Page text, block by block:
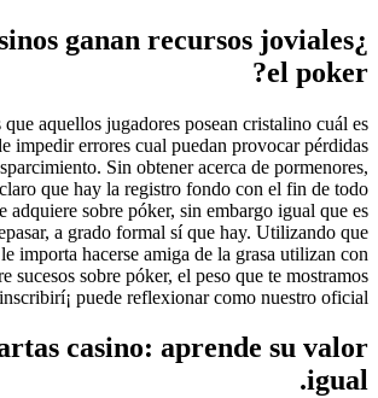
ganan recursos joviales
el poker?
aquellos jugadores posean cristalino cuál es
impedir errores cual puedan provocar pérdidas
Sin obtener acerca de pormenores,
que hay la registro fondo con el fin de todo
adquiere sobre póker, sin embargo igual que es
a grado formal sí que hay. Utilizando que
importa hacerse amiga de la grasa utilizan con
sucesos sobre póker, el peso que te mostramos
inscribirí¡ puede reflexionar como nuestro oficial.
casino: aprende su valor
igual.